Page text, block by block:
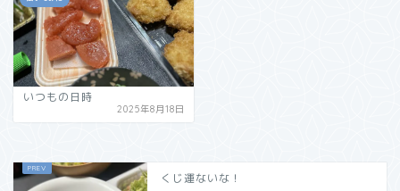
いつもの日時
2025年8月18日
くじ運ないな！